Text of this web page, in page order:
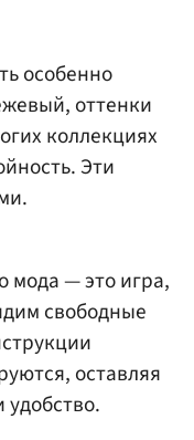
особенно
оттенки
коллекциях
Эти
мода — это игра,
свободные
оставляя